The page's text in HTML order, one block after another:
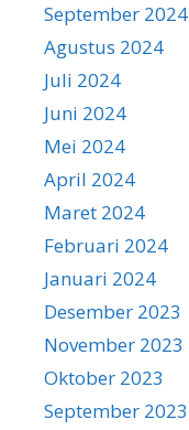
September 2024
Agustus 2024
Juli 2024
Juni 2024
Mei 2024
April 2024
Maret 2024
Februari 2024
Januari 2024
Desember 2023
November 2023
Oktober 2023
September 2023